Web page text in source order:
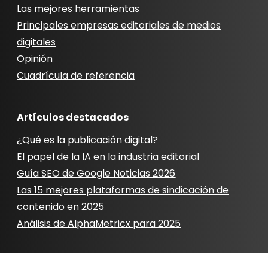
Las mejores herramientas
Principales empresas editoriales de medios
digitales
Opinión
Cuadrícula de referencia
Artículos destacados
¿Qué es la publicación digital?
El papel de la IA en la industria editorial
Guía SEO de Google Noticias 2026
Las 15 mejores plataformas de sindicación de
contenido en 2025
Análisis de AlphaMetricx para 2025